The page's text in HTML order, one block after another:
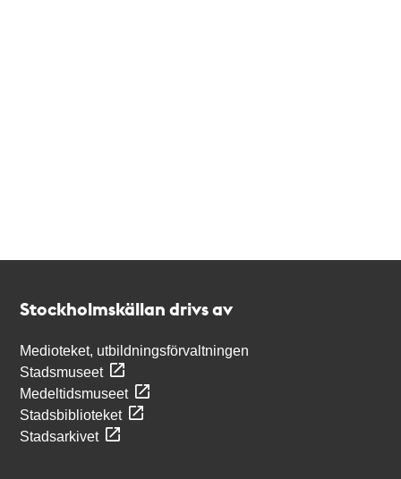
Stockholmskällan drivs av
Medioteket, utbildningsförvaltningen
Stadsmuseet
Medeltidsmuseet
Stadsbiblioteket
Stadsarkivet